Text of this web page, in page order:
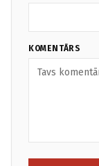
KOMENTĀRS